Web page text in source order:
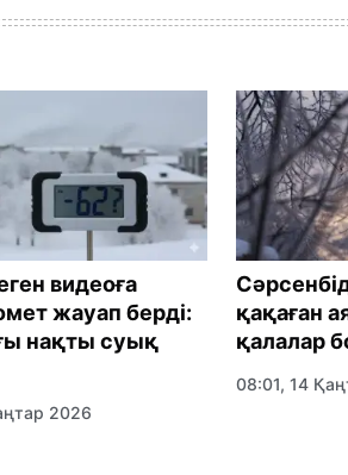
видеоға
жауап берді:
нақты суық
2026
қақаған
қалалар
08:01, 14